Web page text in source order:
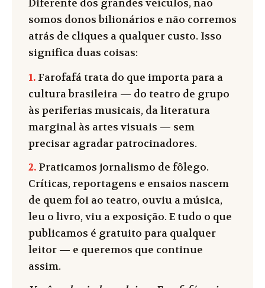
Diferente dos grandes veículos, não
somos donos bilionários e não corremos
atrás de cliques a qualquer custo. Isso
significa duas coisas:
1. Farofafá trata do que importa para a
cultura brasileira — do teatro de grupo
às periferias musicais, da literatura
marginal às artes visuais — sem
precisar agradar patrocinadores.
2. Praticamos jornalismo de fôlego.
Críticas, reportagens e ensaios nascem
de quem foi ao teatro, ouviu a música,
leu o livro, viu a exposição. E tudo o que
publicamos é gratuito para qualquer
leitor — e queremos que continue
assim.